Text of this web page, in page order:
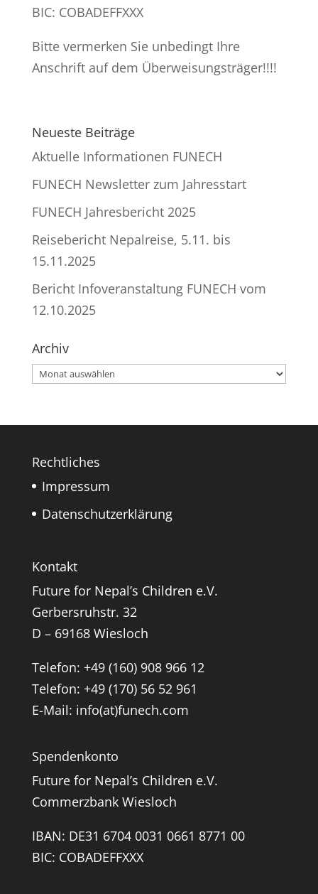
BIC: COBADEFFXXX
Bitte vermerken Sie unbedingt Ihre
Anschrift auf dem Überweisungsträger!!!!
Neueste Beiträge
Aktuelle Informationen FUNECH
FUNECH Newsletter zum Jahresstart
FUNECH Jahresbericht 2025
Reisebericht Nepalreise, 5.11. bis
15.11.2025
Bericht Infoveranstaltung FUNECH vom
12.10.2025
Archiv
Archiv
Rechtliches
Impressum
Datenschutzerklärung
Kontakt
Future for Nepal’s Children e.V.
Gerbersruhstr. 32
D – 69168 Wiesloch
Telefon: +49 (160) 908 966 12
Telefon: +49 (170) 56 52 961
E-Mail: info(at)funech.com
Spendenkonto
Future for Nepal’s Children e.V.
Commerzbank Wiesloch
IBAN: DE31 6704 0031 0661 8771 00
BIC: COBADEFFXXX